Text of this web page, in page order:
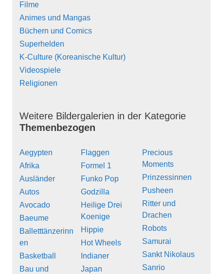
Filme
Animes und Mangas
Büchern und Comics
Superhelden
K-Culture (Koreanische Kultur)
Videospiele
Religionen
Weitere Bildergalerien in der Kategorie
Themenbezogen
Aegypten
Afrika
Ausländer
Autos
Avocado
Baeume
Balletttänzerinn
en
Basketball
Bau und
Flaggen
Formel 1
Funko Pop
Godzilla
Heilige Drei
Koenige
Hippie
Hot Wheels
Indianer
Japan
Precious
Moments
Prinzessinnen
Pusheen
Ritter und
Drachen
Robots
Samurai
Sankt Nikolaus
Sanrio